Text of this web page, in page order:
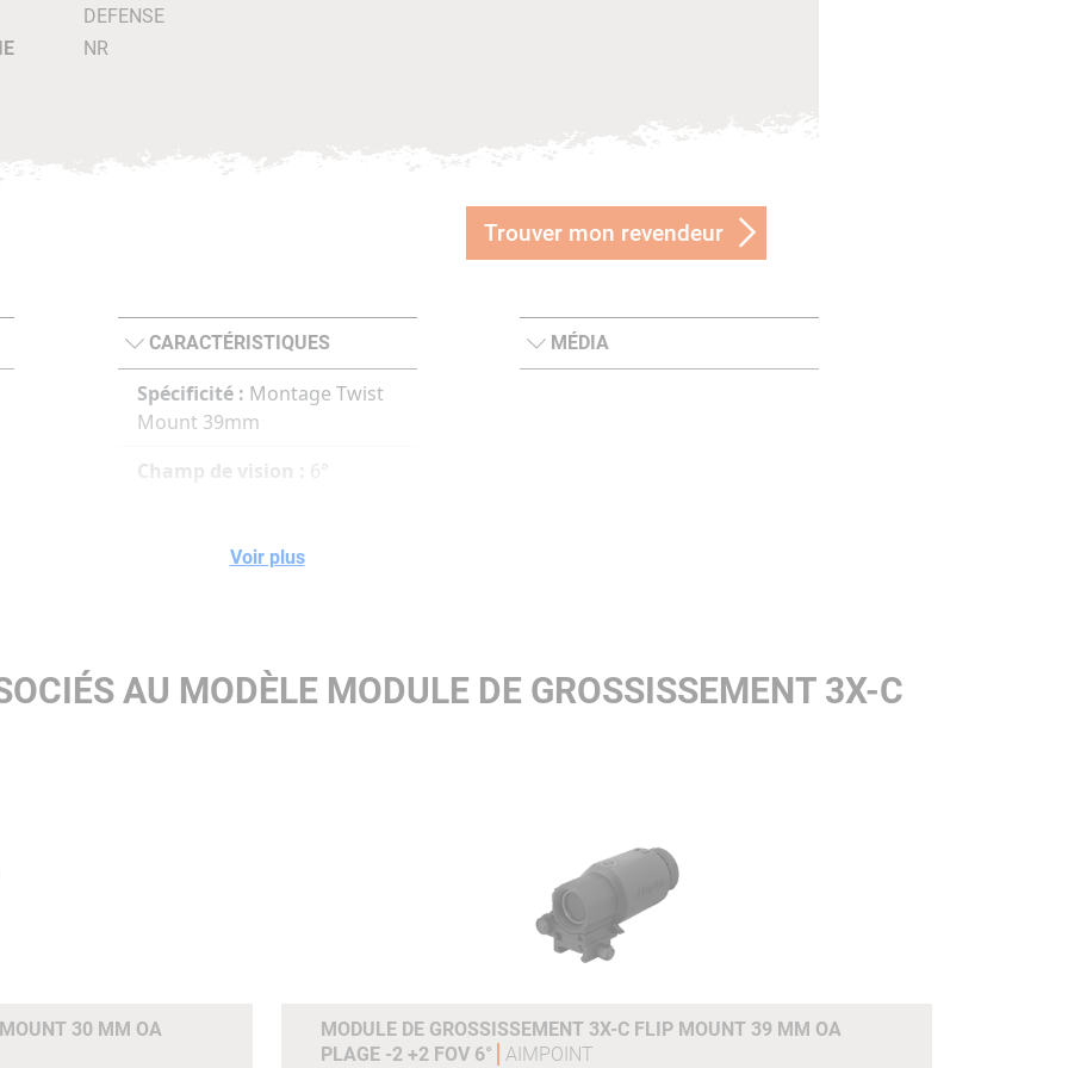
DEFENSE
NR
Trouver mon revendeur
CARACTÉRISTIQUES
Spécificité : Montage Twist
Mount 39mm
Champ de vision : 6°
variable (-2 à +2)
MÉDIA
Voir plus
AU MODÈLE MODULE DE GROSSISSEMENT 3X-C
30 MM OA
MODULE DE GROSSISSEMENT 3X-C FLIP MOUNT 39 MM OA
PLAGE -2 +2 FOV 6°
AIMPOINT